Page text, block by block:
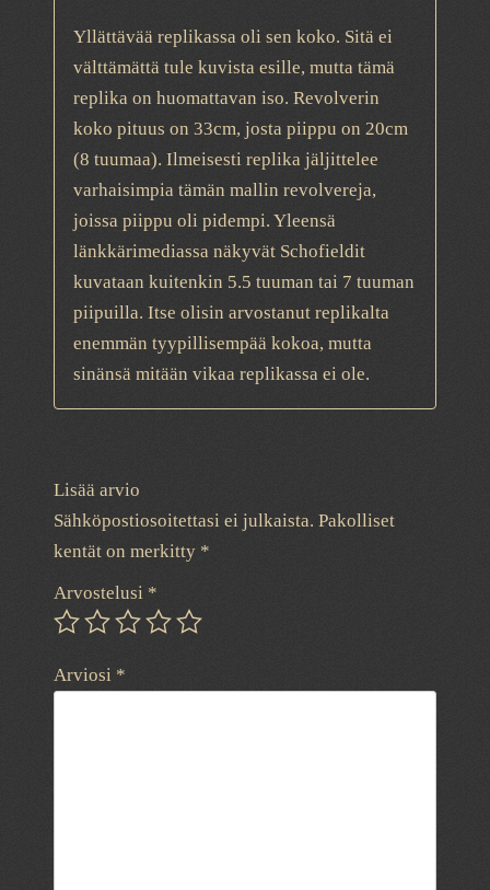
Yllättävää replikassa oli sen koko. Sitä ei
välttämättä tule kuvista esille, mutta tämä
replika on huomattavan iso. Revolverin
koko pituus on 33cm, josta piippu on 20cm
(8 tuumaa). Ilmeisesti replika jäljittelee
varhaisimpia tämän mallin revolvereja,
joissa piippu oli pidempi. Yleensä
länkkärimediassa näkyvät Schofieldit
kuvataan kuitenkin 5.5 tuuman tai 7 tuuman
piipuilla. Itse olisin arvostanut replikalta
enemmän tyypillisempää kokoa, mutta
sinänsä mitään vikaa replikassa ei ole.
Lisää arvio
Sähköpostiosoitettasi ei julkaista. Pakolliset
kentät on merkitty *
Arvostelusi *
Arviosi *